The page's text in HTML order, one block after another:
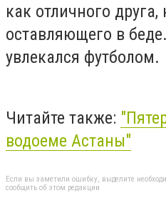
как отличного друга,
оставляющего в
увлекался футболом.
Читайте также:
водоеме Астаны"
Если вы заметили ошибку, выделите
сообщить об этом редакции